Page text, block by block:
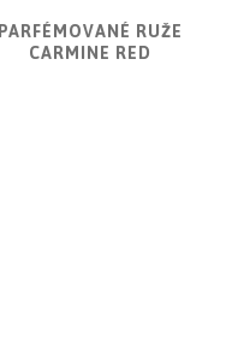
PARFÉMOVANÉ RUŽE
CARMINE RED